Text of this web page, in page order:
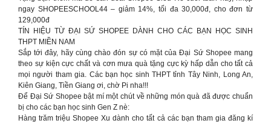
ngay SHOPEESCHOOL44 – giảm 14%, tối đa 30,000đ, cho đơn từ
129,000đ
TÍN HIỆU TỪ ĐẠI SỨ SHOPEE DÀNH CHO CÁC BẠN HỌC SINH
THPT MIỀN NAM
Sắp tới đây, hãy cùng chào đón sự có mặt của Đại Sứ Shopee mang
theo sự kiện cực chất và cơn mưa quà tặng cực kỳ hấp dẫn cho tất cả
mọi người tham gia. Các bạn học sinh THPT tỉnh Tây Ninh, Long An,
Kiên Giang, Tiền Giang ơi, chờ Pi nha!!!
Để Đại Sứ Shopee bật mí một chút về những món quà đã được chuẩn
bị cho các bạn học sinh Gen Z nè:
Hàng trăm triệu Shopee Xu dành cho tất cả các bạn tham gia đăng kí